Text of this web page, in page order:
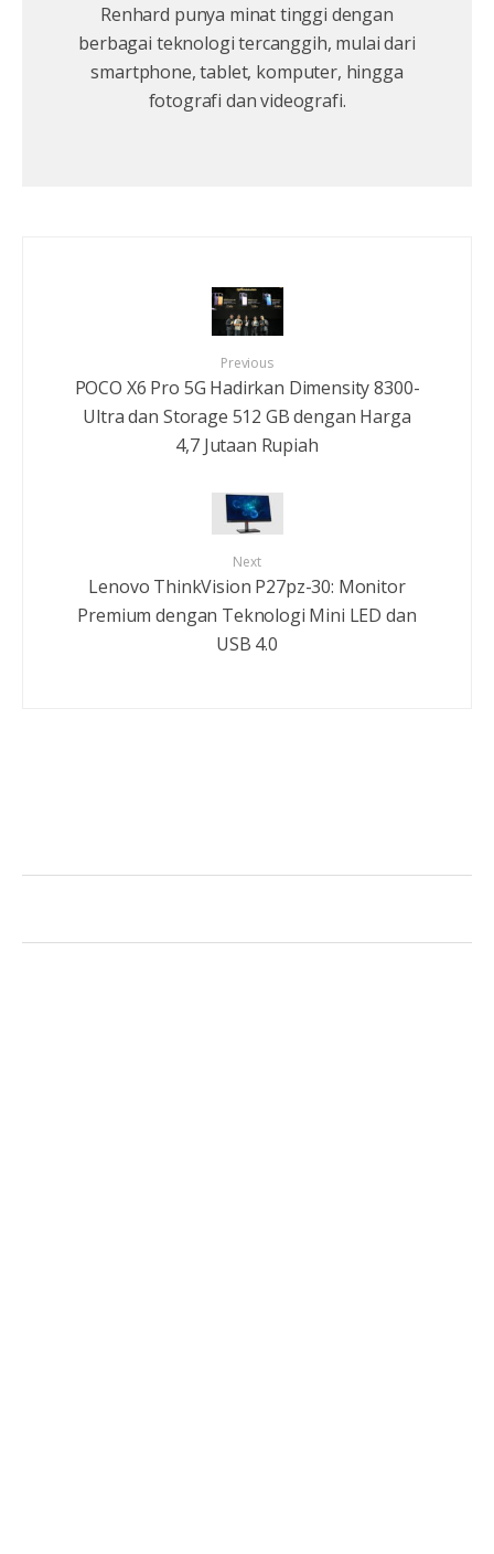
Renhard punya minat tinggi dengan
berbagai teknologi tercanggih, mulai dari
smartphone, tablet, komputer, hingga
fotografi dan videografi.
Previous
POCO X6 Pro 5G Hadirkan Dimensity 8300-
Ultra dan Storage 512 GB dengan Harga
4,7 Jutaan Rupiah
Next
Lenovo ThinkVision P27pz-30: Monitor
Premium dengan Teknologi Mini LED dan
USB 4.0